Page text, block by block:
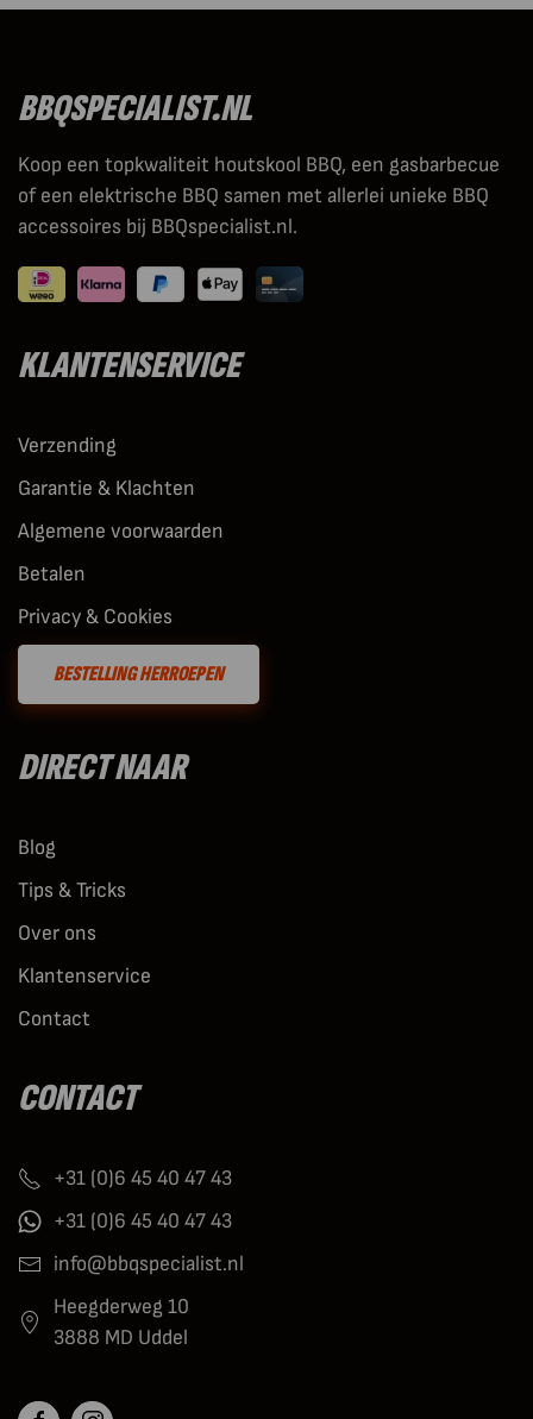
BBQSPECIALIST.NL
Koop een topkwaliteit houtskool BBQ, een gasbarbecue
of een elektrische BBQ samen met allerlei unieke BBQ
accessoires bij BBQspecialist.nl.
KLANTENSERVICE
Verzending
Garantie & Klachten
Algemene voorwaarden
Betalen
Privacy & Cookies
BESTELLING HERROEPEN
DIRECT NAAR
Blog
Tips & Tricks
Over ons
Klantenservice
Contact
CONTACT
+31 (0)6 45 40 47 43
+31 (0)6 45 40 47 43
info@bbqspecialist.nl
Heegderweg 10
3888 MD Uddel